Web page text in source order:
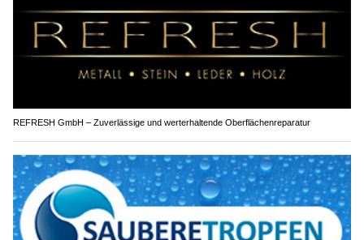
REFRESH GmbH – Zuverlässige und werterhaltende Oberflächenreparatur